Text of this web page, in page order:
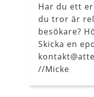
Har du ett
du tror är
besökare?
Skicka en
//Micke